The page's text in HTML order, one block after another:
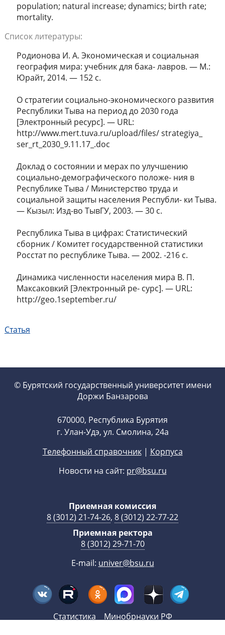
population; natural increase; dynamics; birth rate;
mortality.
Список литературы:
Родионова И. А. Экономическая и социальная
география мира: учебник для бака- лавров. — М.:
Юрайт, 2014. — 152 с.
О стратегии социально-экономического развития
Республики Тыва на период до 2030 года
[Электронный ресурс]. — URL:
http://www.mert.tuva.ru/upload/files/ strategiya_
ser_rt_2030_9.11.17_.doc
Доклад о состоянии и мерах по улучшению
социально-демографического положе- ния в
Республике Тыва / Министерство труда и
социальной защиты населения Республи- ки Тыва.
— Кызыл: Изд-во ТывГУ, 2003. — 30 с.
Республика Тыва в цифрах: Статистический
сборник / Комитет государственной статистики
Росстат по республике Тыва. — 2002. -216 с.
Динамика численности населения мира В. П.
Максаковкий [Электронный ре- сурс]. — URL:
http://geo.1september.ru/
Статья
© Бурятский государственный университет имени
Доржи Банзарова
670000, Республика Бурятия
г. Улан-Удэ, ул. Смолина, 24а
Телефонный справочник| Корпуса
Новости на сайт: pr@bsu.ru
Приемная комиссия
8 (3012) 21-74-26, 8 (3012) 22-77-22
Приемная ректора
8 (3012) 29-71-70
E-mail: univer@bsu.ru
Статистика Минобрнауки РФ